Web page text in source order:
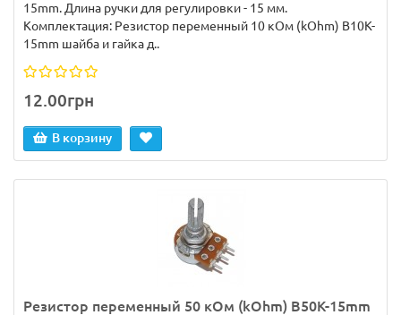
15mm. Длина ручки для регулировки - 15 мм.
Комплектация: Резистор переменный 10 кОм (kOhm) B10K-
15mm шайба и гайка д..
12.00грн
В корзину
Резистор переменный 50 кОм (kOhm) B50K-15mm